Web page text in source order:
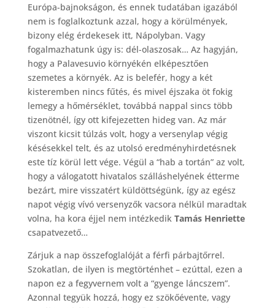
Európa-bajnokságon, és ennek tudatában igazából
nem is foglalkoztunk azzal, hogy a körülmények,
bizony elég érdekesek itt, Nápolyban. Vagy
fogalmazhatunk úgy is: dél-olaszosak… Az hagyján,
hogy a Palavesuvio környékén elképesztően
szemetes a környék. Az is belefér, hogy a két
kisteremben nincs fűtés, és mivel éjszaka öt fokig
lemegy a hőmérséklet, továbbá nappal sincs több
tizenötnél, így ott kifejezetten hideg van. Az már
viszont kicsit túlzás volt, hogy a versenylap végig
késésekkel telt, és az utolsó eredményhirdetésnek
este tíz körül lett vége. Végül a “hab a tortán” az volt,
hogy a válogatott hivatalos szálláshelyének étterme
bezárt, mire visszatért küldöttségünk, így az egész
napot végig vívó versenyzők vacsora nélkül maradtak
volna, ha kora éjjel nem intézkedik Tamás Henriette
csapatvezető…
Zárjuk a nap összefoglalóját a férfi párbajtőrrel.
Szokatlan, de ilyen is megtörténhet – ezúttal, ezen a
napon ez a fegyvernem volt a “gyenge láncszem”.
Azonnal tegyük hozzá, hogy ez szökőévente, vagy